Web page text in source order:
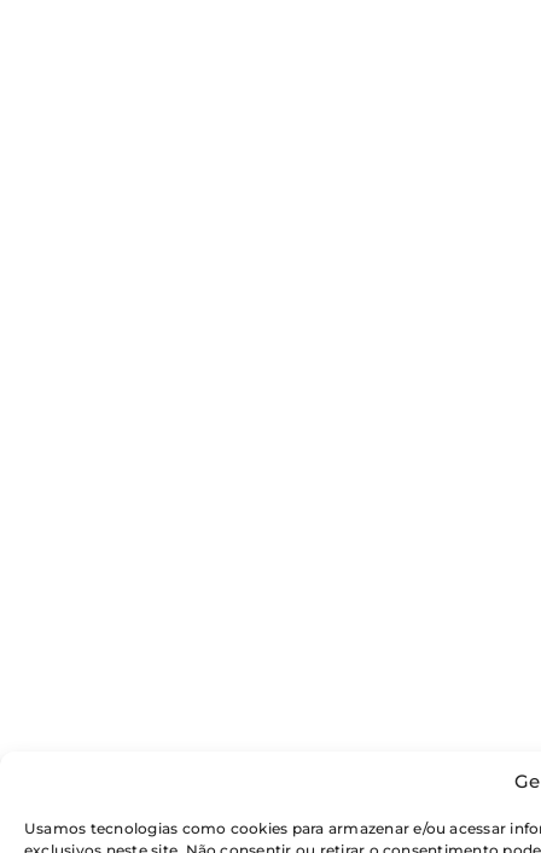
Usamos tecnologias como cookies para armazenar e/ou acessar